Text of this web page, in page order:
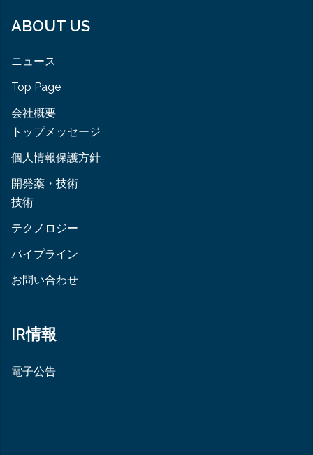
ABOUT US
ニュース
Top Page
会社概要
トップメッセージ
個人情報保護方針
開発薬・技術
技術
テクノロジー
パイプライン
お問い合わせ
IR情報
電子公告